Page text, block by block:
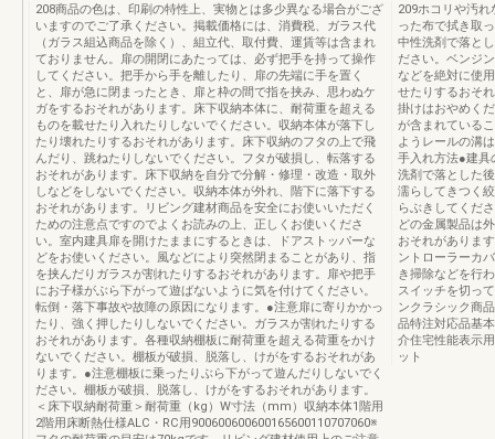
208商品の色は、印刷の特性上、実物とは多少異なる場合がござ
いますのでご了承ください。掲載価格には、消費税、ガラス代
（ガラス組込商品を除く）、組立代、取付費、運賃等は含まれ
ておりません。扉の開閉にあたっては、必ず把手を持って操作
してください。把手から手を離したり、扉の先端に手を置く
と、扉が急に閉まったとき、扉と枠の間で指を挟み、思わぬケ
ガをするおそれがあります。床下収納本体に、耐荷重を超える
ものを載せたり入れたりしないでください。収納本体が落下し
たり壊れたりするおそれがあります。床下収納のフタの上で飛
んだり、跳ねたりしないでください。フタが破損し、転落する
おそれがあります。床下収納を自分で分解・修理・改造・取外
しなどをしないでください。収納本体が外れ、階下に落下する
おそれがあります。リビング建材商品を安全にお使いいただく
ための注意点ですのでよくお読みの上、正しくお使いくださ
い。室内建具扉を開けたままにするときは、ドアストッパーな
どをお使いください。風などにより突然閉まることがあり、指
を挟んだりガラスが割れたりするおそれがあります。扉や把手
にお子様がぶら下がって遊ばないように気を付けてください。
転倒・落下事故や故障の原因になります。●注意扉に寄りかかっ
たり、強く押したりしないでください。ガラスが割れたりする
おそれがあります。各種収納棚板に耐荷重を超える荷重をかけ
ないでください。棚板が破損、脱落し、けがをするおそれがあ
ります。●注意棚板に乗ったりぶら下がって遊んだりしないでく
ださい。棚板が破損、脱落し、けがをするおそれがあります。
＜床下収納耐荷重＞耐荷重（kg）W寸法（mm）収納本体1階用
2階用床断熱仕様ALC・RC用900600600600165600110707060※
209ホコリや汚
った布で拭き取
中性洗剤で落と
ださい。ベンジ
などを絶対に使
せたりするおそ
掛けはおやめく
が含まれている
ようレールの溝
手入れ方法●建具
洗剤で落とした
濡らしてきつく
らぶきしてくだ
どの金属製品は
おそれがありま
ントローラーカ
き掃除などを行
スイッチを切っ
ンクラシック商
品特注対応品基
介住宅性能表示
ット